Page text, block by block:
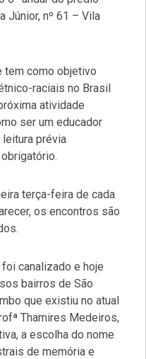
Júnior, nº 61 – Vila
tem como objetivo
raciais no Brasil
atividade
ser um educador
leitura prévia
terça-feira de cada
os encontros são
canalizado e hoje
bairros de São
que existiu no atual
Thamires Medeiros,
a escolha do nome
de memória e